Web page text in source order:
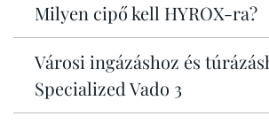
Milyen cipő kell HYROX-ra?
Városi ingázáshoz és
Specialized Vado 3